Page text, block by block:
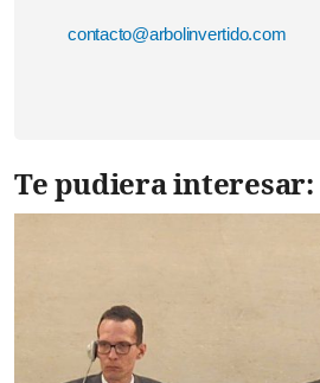
contacto@arbolinvertido.com
Te pudiera interesar: